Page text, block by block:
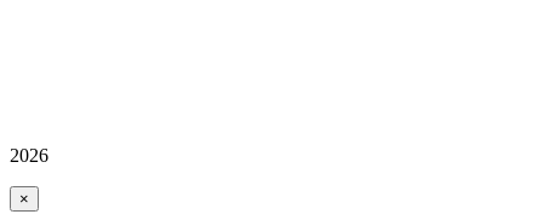
2026
×